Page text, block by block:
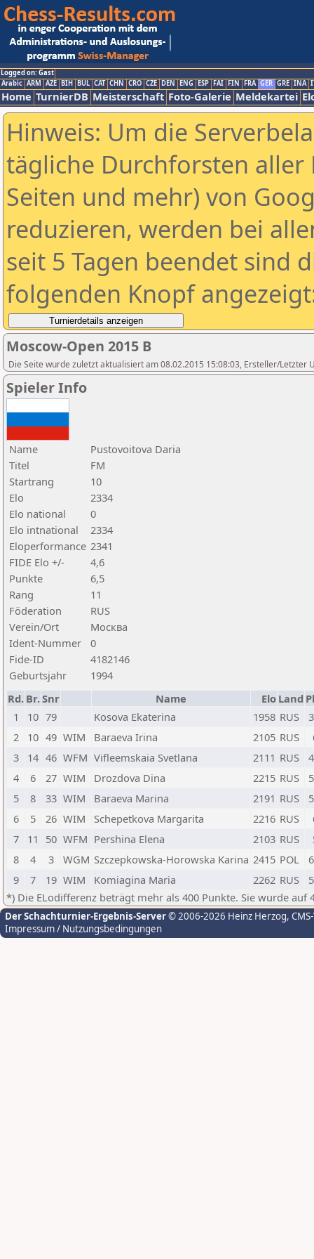
Logged on: Gast
Arabic ARM AZE BIH BUL CAT CHN CRO CZE DEN ENG ESP FAI FIN FRA GER GRE INA
Home TurnierDB Meisterschaft Foto-Galerie Meldekartei
Hinweis: Um die
tägliche Durchforsten aller
Seiten und mehr) von
reduzieren, werden bei
seit 5 Tagen beendet sind
folgenden Knopf
Moscow-Open 2015 B
Die Seite wurde zuletzt aktualisiert am 08.02.2015 15:08:03, Ersteller/Letzter
Spieler Info
Name
Pustovoitova Daria
Titel
FM
Startrang
10
Elo
2334
Elo national
0
Elo intnational
2334
Eloperformance 2341
FIDE Elo +/-
4,6
Punkte
6,5
Rang
11
Föderation
RUS
Verein/Ort
Москва
Ident-Nummer
0
Fide-ID
4182146
Geburtsjahr
1994
Rd. Br.Snr Name Elo Land
1
10 79 Kosova Ekaterina 1958 RUS
2
10 49 WIM Baraeva Irina 2105 RUS
3
14 46 WFM Vifleemskaia Svetlana 2111 RUS
4
6 27 WIM Drozdova Dina 2215 RUS
5
8 33 WIM Baraeva Marina 2191 RUS
6
5 26 WIM Schepetkova Margarita 2216 RUS
7
11 50 WFM Pershina Elena 2103 RUS
8
4 3 WGM Szczepkowska-Horowska Karina 2415 POL
9
7 19 WIM Komiagina Maria 2262 RUS
*) Die ELodifferenz beträgt mehr als 400 Punkte. Sie wurde auf
Der Schachturnier-Ergebnis-Server© 2006-2026 Heinz Herzog,
Impressum / Nutzungsbedingungen